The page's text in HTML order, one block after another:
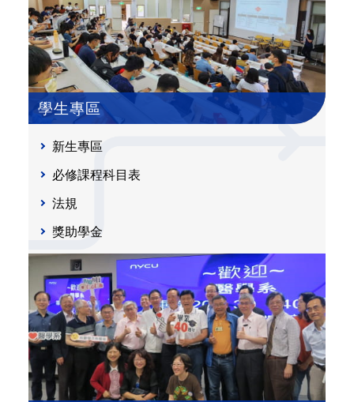
學生專區
新生專區
必修課程科目表
法規
獎助學金